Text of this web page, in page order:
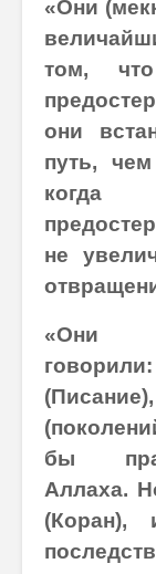
«Они
том,
они
путь,
не
«Они
бы
Аллаха.